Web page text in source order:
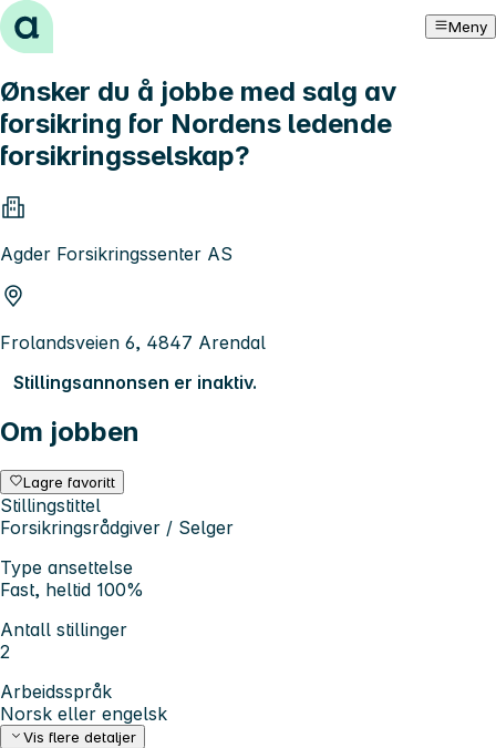
Hopp til innhold Meny
Ønsker du å jobbe med salg av
forsikring for Nordens ledende
forsikringsselskap?
Agder Forsikringssenter AS
Frolandsveien 6, 4847 Arendal
Stillingsannonsen er inaktiv.
Om jobben
Lagre favoritt
Stillingstittel
Forsikringsrådgiver / Selger
Type ansettelse
Fast, heltid 100%
Antall stillinger
2
Arbeidsspråk
Norsk eller engelsk
Vis flere detaljer